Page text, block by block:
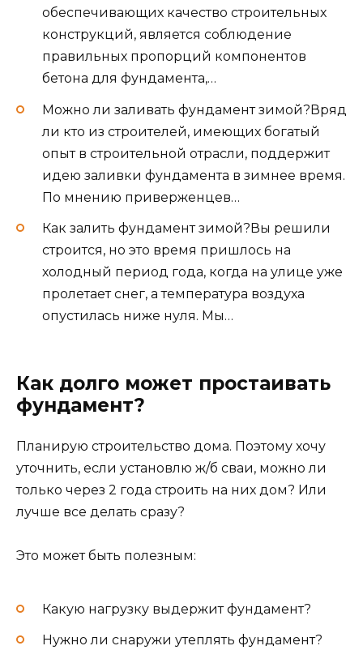
обеспечивающих качество строительных
конструкций, является соблюдение
правильных пропорций компонентов
бетона для фундамента,…
Можно ли заливать фундамент зимой?Вряд
ли кто из строителей, имеющих богатый
опыт в строительной отрасли, поддержит
идею заливки фундамента в зимнее время.
По мнению приверженцев…
Как залить фундамент зимой?Вы решили
строится, но это время пришлось на
холодный период года, когда на улице уже
пролетает снег, а температура воздуха
опустилась ниже нуля. Мы…
Как долго может простаивать
фундамент?
Планирую строительство дома. Поэтому хочу
уточнить, если установлю ж/б сваи, можно ли
только через 2 года строить на них дом? Или
лучше все делать сразу?
Это может быть полезным:
Какую нагрузку выдержит фундамент?
Нужно ли снаружи утеплять фундамент?